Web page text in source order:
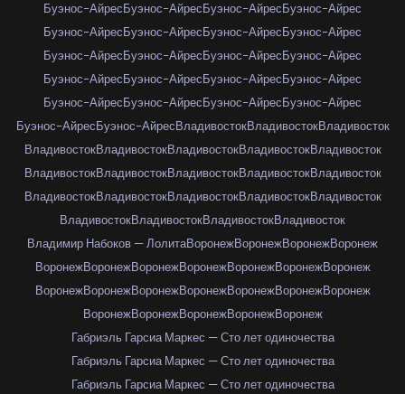
Буэнос-АйресБуэнос-АйресБуэнос-АйресБуэнос-Айрес
Буэнос-АйресБуэнос-АйресБуэнос-АйресБуэнос-Айрес
Буэнос-АйресБуэнос-АйресБуэнос-АйресБуэнос-Айрес
Буэнос-АйресБуэнос-АйресБуэнос-АйресБуэнос-Айрес
Буэнос-АйресБуэнос-АйресБуэнос-АйресБуэнос-Айрес
Буэнос-АйресБуэнос-АйресВладивостокВладивостокВладивосток
ВладивостокВладивостокВладивостокВладивостокВладивосток
ВладивостокВладивостокВладивостокВладивостокВладивосток
ВладивостокВладивостокВладивостокВладивостокВладивосток
ВладивостокВладивостокВладивостокВладивосток
Владимир Набоков — ЛолитаВоронежВоронежВоронежВоронеж
ВоронежВоронежВоронежВоронежВоронежВоронежВоронеж
ВоронежВоронежВоронежВоронежВоронежВоронежВоронеж
ВоронежВоронежВоронежВоронежВоронеж
Габриэль Гарсиа Маркес — Сто лет одиночества
Габриэль Гарсиа Маркес — Сто лет одиночества
Габриэль Гарсиа Маркес — Сто лет одиночества